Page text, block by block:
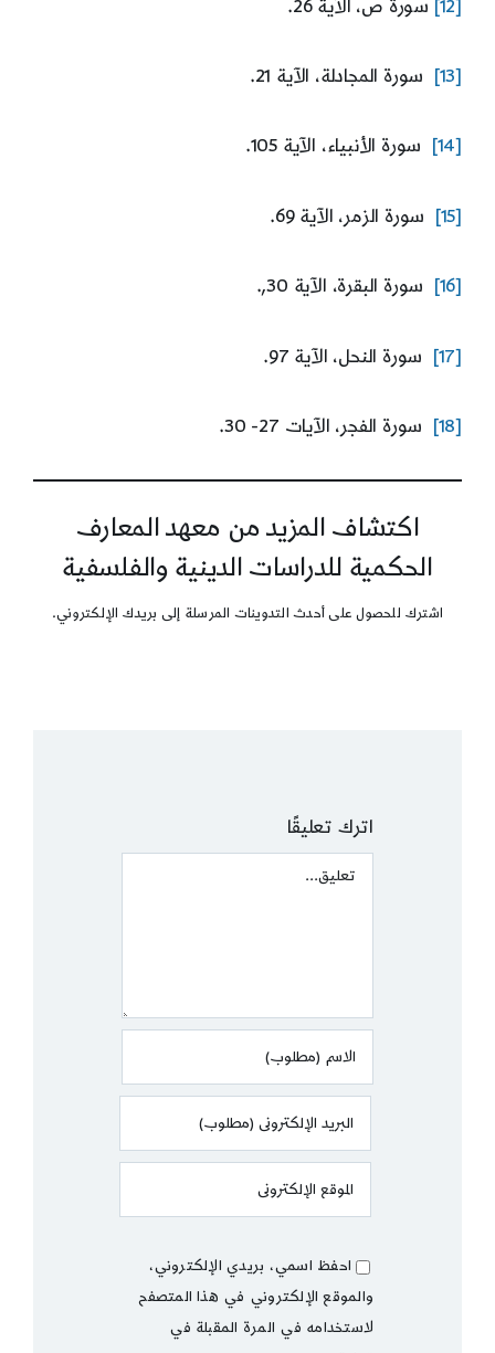
[12] سورة ص، الآية 26.
[13] سورة المجادلة، الآية 21.
[14] سورة الأنبياء، الآية 105.
[15] سورة الزمر، الآية 69.
[16] سورة البقرة، الآية 30,.
[17] سورة النحل، الآية 97.
[18] سورة الفجر، الآيات 27- 30.
اكتشاف المزيد من معهد المعارف
الحكمية للدراسات الدينية والفلسفية
اشترك للحصول على أحدث التدوينات المرسلة إلى بريدك الإلكتروني.
اترك تعليقًا
Comment
احفظ اسمي، بريدي الإلكتروني،
والموقع الإلكتروني في هذا المتصفح
لاستخدامه في المرة المقبلة في